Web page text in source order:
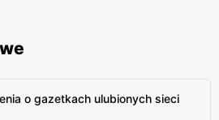
o gazetkach ulubionych sieci